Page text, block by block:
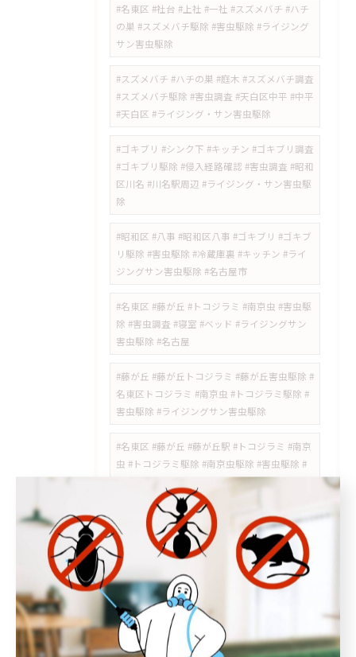
#名東区 #社台 #上社 #一社 #スズメバチ #ハチ
の巣 #スズメバチ駆除 #害虫駆除 #ライジング
サン害虫駆除
#スズメバチ #ハチの巣 #庭木 #スズメバチ調査
#スズメバチ駆除 #害虫調査 #天白区中平 #中平
#天白区 #ライジング・サン害虫駆除
#ゴキブリ #シンク下 #キッチン #ゴキブリ調査
#ゴキブリ駆除 #侵入経路確認 #害虫調査 #昭和
区川名 #川名駅周辺 #ライジング・サン害虫駆
除
#昭和区 #八事 #昭和区八事 #ゴキブリ #ゴキブ
リ駆除 #害虫駆除 #冷蔵庫裏 #キッチン #ライ
ジングサン害虫駆除 #名古屋市
#名東区 #藤が丘 #トコジラミ #南京虫 #害虫駆
除 #害虫調査 #寝室 #ベッド #ライジングサン
害虫駆除 #名古屋
#藤が丘 #藤が丘トコジラミ #藤が丘害虫駆除 #
名東区トコジラミ #南京虫 #トコジラミ駆除 #
害虫駆除 #ライジングサン害虫駆除
#名東区 #藤が丘 #藤が丘駅 #トコジラミ #南京
虫 #トコジラミ駆除 #南京虫駆除 #害虫駆除 #
#高針台 #ゴキブリ駆除 #名東区害虫駆除 #高針
#極楽 #牧の原 #チャバネゴキブリ #ゴキブリ対
策 #ライジングサン害虫駆除
#日進市スズメバチ #岩藤町 #スズメバチ駆除 #
日進市害虫駆除 #スズメバチの巣 #岩崎町 #五
色園 #日進駅周辺 #ハチの巣駆除 #愛知県スズ
メバチ